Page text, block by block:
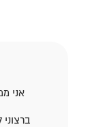
אני